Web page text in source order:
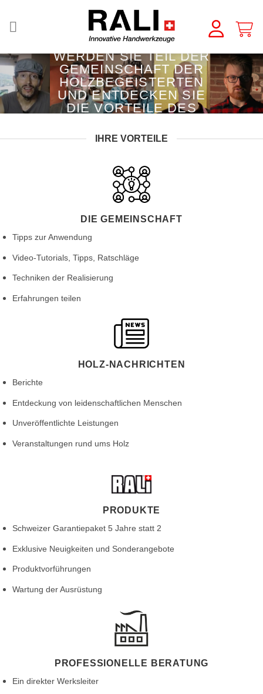
Inhalt
WERDEN SIE TEIL DER
GEMEINSCHAFT DER
HOLZBEGEISTERTEN
UND ENTDECKEN SIE
DIE VORTEILE DES
IHRE VORTEILE
DIE GEMEINSCHAFT
Tipps zur Anwendung
Video-Tutorials, Tipps, Ratschläge
Techniken der Realisierung
Erfahrungen teilen
HOLZ-NACHRICHTEN
Berichte
Entdeckung von leidenschaftlichen Menschen
Unveröffentlichte Leistungen
Veranstaltungen rund ums Holz
PRODUKTE
Schweizer Garantiepaket 5 Jahre statt 2
Exklusive Neuigkeiten und Sonderangebote
Produktvorführungen
Wartung der Ausrüstung
PROFESSIONELLE BERATUNG
Ein direkter Werksleiter